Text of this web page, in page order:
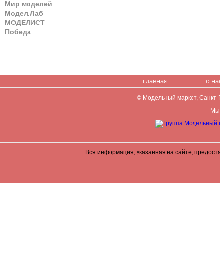
Мир моделей
Модел.Лаб
МОДЕЛИСТ
Победа
главная о
© Модельный маркет, Санкт-
Мы
Вся информация, указанная на сайте,